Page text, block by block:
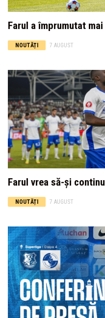
Farul a împrumutat
NOUTĂȚI 7 AUGUST
Farul vrea să-și
NOUTĂȚI 7 AUGUST